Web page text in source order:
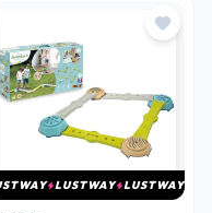
LUSTWAY LUSTWAY